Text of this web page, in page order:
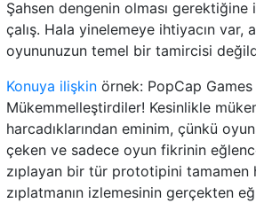
Şahsen dengenin olması
çalış. Hala yinelemeye ihtiyacın
oyununuzun temel bir tamircisi
Konuya ilişkin örnek: PopCap Games
Mükemmelleştirdiler! Kesinlikle
harcadıklarından eminim, çünkü
çeken ve sadece oyun fikrinin
zıplayan bir tür prototipini tamamen
zıplatmanın izlemesinin gerçekten